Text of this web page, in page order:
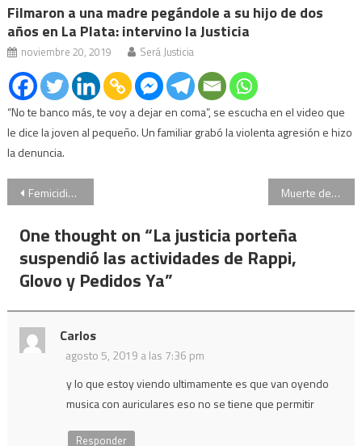
Filmaron a una madre pegándole a su hijo de dos
años en La Plata: intervino la Justicia
noviembre 20, 2019 Será Justicia
“No te banco más, te voy a dejar en coma”, se escucha en el video que
le dice la joven al pequeño. Un familiar grabó la violenta agresión e hizo
la denuncia.
Navegación
de
entradas
Femicidio: en lo que va del año, una mujer fue asesinada cada 34 horas Muerte de Débora Pérez Volpin: tres años de prisión al endoscopista y la anestesista fue absuelta
One thought on “La justicia porteña
suspendió las actividades de Rappi,
Glovo y Pedidos Ya”
Carlos
agosto 5, 2019 a las 7:36 pm
y lo que estoy viendo ultimamente es que van oyendo
musica con auriculares eso no se tiene que permitir
Responder